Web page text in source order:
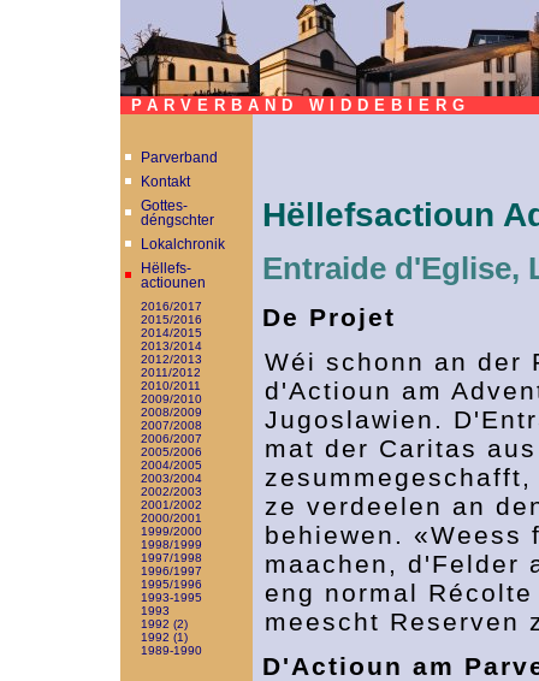
PARVERBAND WIDDEBIERG
Parverband
Kontakt
Gottes-
déngschter
Lokalchronik
Hëllefs-
actiounen
2016/2017
2015/2016
2014/2015
2013/2014
2012/2013
2011/2012
2010/2011
2009/2010
2008/2009
2007/2008
2006/2007
2005/2006
2004/2005
2003/2004
2002/2003
2001/2002
2000/2001
1999/2000
1998/1999
1997/1998
1996/1997
1995/1996
1993-1995
1993
1992 (2)
1992 (1)
1989-1990
Hëllefsactioun
Entraide d'Eglise,
De Projet
Wéi schonn an der
d'Actioun am
Jugoslawien.
mat der Caritas
ze verdeelen an
behiewen.
maachen, d'Felder
eng normal
meescht Reserven
D'Actioun am